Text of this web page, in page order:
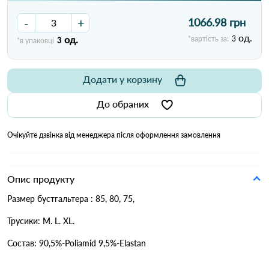
- +
*в упаковці 3 од.
1066.98 грн
*вартість за: 3 од.
До обраних
Додати у корзину
Очікуйте дзвінка від менеджера після оформлення замовлення
Опис продукту
Размер бустгальтера : 85, 80, 75,
Трусики: M. L. XL.
Состав: 90,5%-Poliamid 9,5%-Elastan